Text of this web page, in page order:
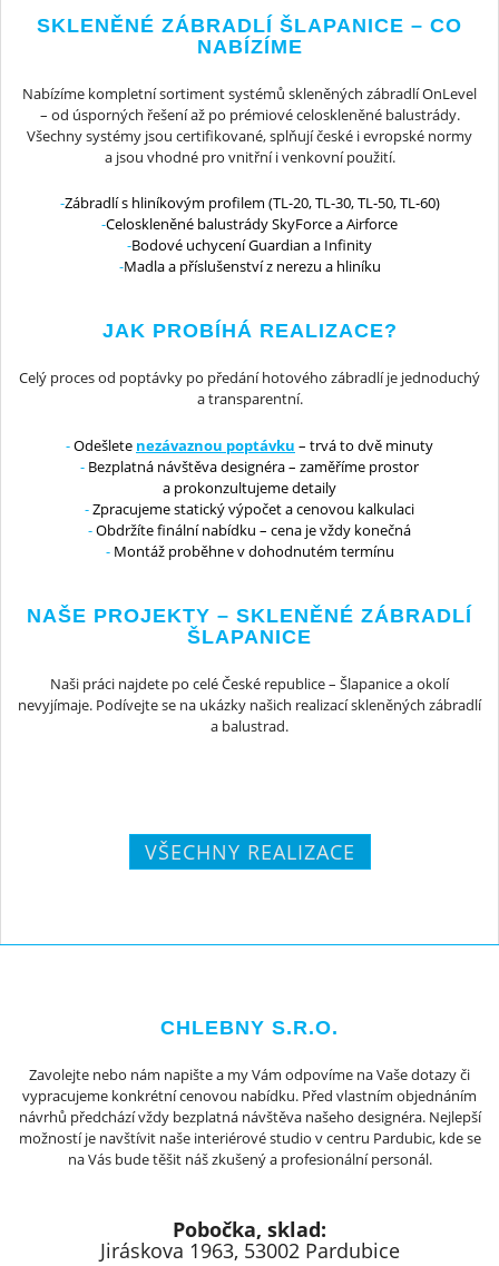
SKLENĚNÉ ZÁBRADLÍ ŠLAPANICE – CO
NABÍZÍME
Nabízíme kompletní sortiment systémů skleněných zábradlí OnLevel
– od úsporných řešení až po prémiové celoskleněné balustrády.
Všechny systémy jsou certifikované, splňují české i evropské normy
a jsou vhodné pro vnitřní i venkovní použití.
Zábradlí s hliníkovým profilem (TL-20, TL-30, TL-50, TL-60)
Celoskleněné balustrády SkyForce a Airforce
Bodové uchycení Guardian a Infinity
Madla a příslušenství z nerezu a hliníku
JAK PROBÍHÁ REALIZACE?
Celý proces od poptávky po předání hotového zábradlí je jednoduchý
a transparentní.
Odešlete nezávaznou poptávku – trvá to dvě minuty
Bezplatná návštěva designéra – zaměříme prostor
a prokonzultujeme detaily
Zpracujeme statický výpočet a cenovou kalkulaci
Obdržíte finální nabídku – cena je vždy konečná
Montáž proběhne v dohodnutém termínu
NAŠE PROJEKTY – SKLENĚNÉ ZÁBRADLÍ
ŠLAPANICE
Naši práci najdete po celé České republice – Šlapanice a okolí
nevyjímaje. Podívejte se na ukázky našich realizací skleněných zábradlí
a balustrad.
VŠECHNY REALIZACE
CHLEBNY S.R.O.
Zavolejte nebo nám napište a my Vám odpovíme na Vaše dotazy či
vypracujeme konkrétní cenovou nabídku. Před vlastním objednáním
návrhů předchází vždy bezplatná návštěva našeho designéra. Nejlepší
možností je navštívit naše interiérové studio v centru Pardubic, kde se
na Vás bude těšit náš zkušený a profesionální personál.
Pobočka, sklad:
Jiráskova 1963, 53002 Pardubice